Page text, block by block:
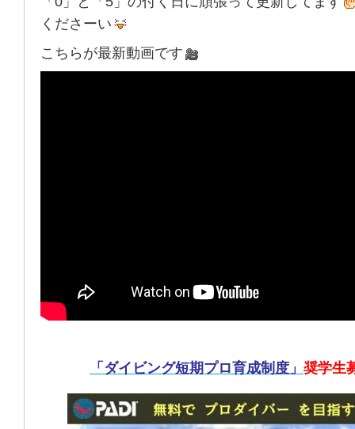
くださーい
こちらが最新動画です
「ダイビング短期プロ育成制度」 奨学生